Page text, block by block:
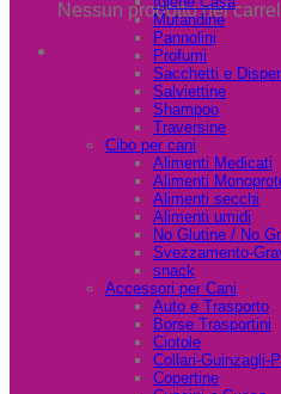
Nessun prodotto nel
Mutandine
Pannolini
Profumi
Sacchetti e
Salviettine
Shampoo
Traversine
Cibo per cani
Alimenti Medicati
Alimenti
Alimenti secchi
Alimenti umidi
No Glutine / No
Svezzamento-
snack
Accessori per Cani
Auto e Trasporto
Borse Trasportini
Ciotole
Collari-Guinzagli-
Copertine